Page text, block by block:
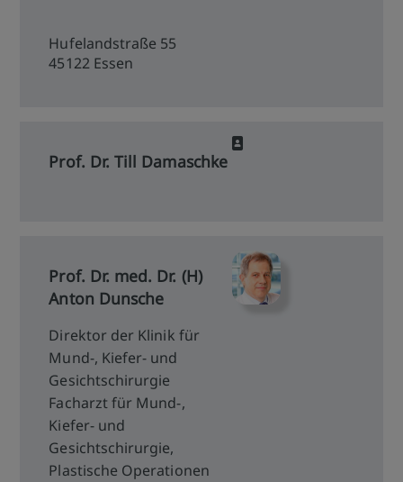
Hufelandstraße 55
45122 Essen
Prof. Dr. Till Damaschke
Prof. Dr. med. Dr. (H)
Anton Dunsche
Direktor der Klinik für
Mund-, Kiefer- und
Gesichtschirurgie
Facharzt für Mund-,
Kiefer- und
Gesichtschirurgie,
Plastische Operationen